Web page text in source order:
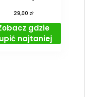
29,00 zł
gdzie
najtaniej